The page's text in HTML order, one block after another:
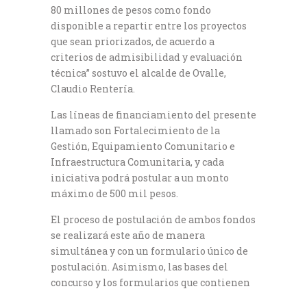
80 millones de pesos como fondo
disponible a repartir entre los proyectos
que sean priorizados, de acuerdo a
criterios de admisibilidad y evaluación
técnica” sostuvo el alcalde de Ovalle,
Claudio Rentería.
Las líneas de financiamiento del presente
llamado son Fortalecimiento de la
Gestión, Equipamiento Comunitario e
Infraestructura Comunitaria, y cada
iniciativa podrá postular a un monto
máximo de 500 mil pesos.
El proceso de postulación de ambos fondos
se realizará este año de manera
simultánea y con un formulario único de
postulación. Asimismo, las bases del
concurso y los formularios que contienen